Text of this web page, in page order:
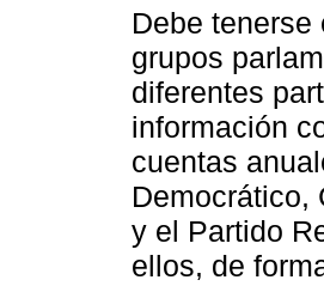
Debe
grupos
diferentes
información
cuentas
Democrático,
y el Partido
ellos, de